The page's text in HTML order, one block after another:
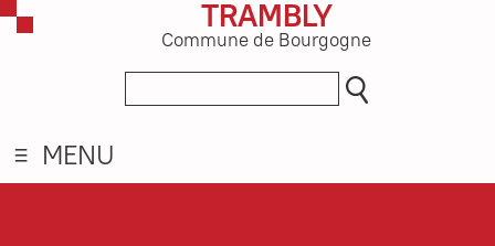
TRAMBLY
Commune de Bourgogne
MENU